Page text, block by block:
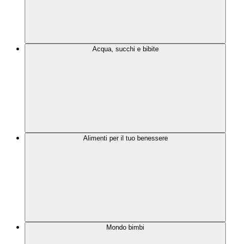
Acqua, succhi e bibite
Alimenti per il tuo benessere
Mondo bimbi